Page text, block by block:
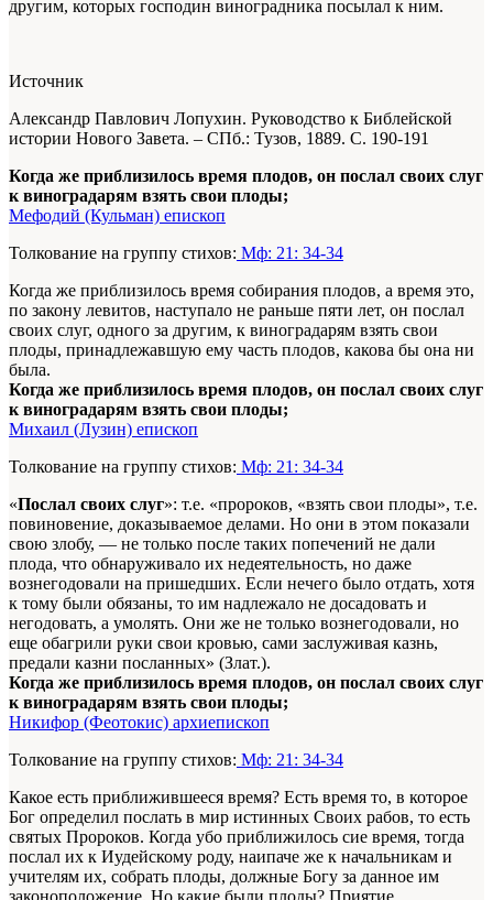
другим, которых господин виноградника посылал к ним.
Источник
Александр Павлович Лопухин. Руководство к Библейской
истории Нового Завета. – СПб.: Тузов, 1889. С. 190-191
Когда же приблизилось время плодов, он послал своих слуг
к виноградарям взять свои плоды;
Мефодий (Кульман) епископ
Толкование на группу стихов: Мф: 21: 34-34
Когда же приблизилось время собирания плодов, а время это,
по закону левитов, наступало не раньше пяти лет, он послал
своих слуг, одного за другим, к виноградарям взять свои
плоды, принадлежавшую ему часть плодов, какова бы она ни
была.
Когда же приблизилось время плодов, он послал своих слуг
к виноградарям взять свои плоды;
Михаил (Лузин) епископ
Толкование на группу стихов: Мф: 21: 34-34
«Послал своих слуг»: т.е. «пророков, «взять свои плоды», т.е.
повиновение, доказываемое делами. Но они в этом показали
свою злобу, — не только после таких попечений не дали
плода, что обнаруживало их недеятельность, но даже
вознегодовали на пришедших. Если нечего было отдать, хотя
к тому были обязаны, то им надлежало не досадовать и
негодовать, а умолять. Они же не только вознегодовали, но
еще обагрили руки свои кровью, сами заслуживая казнь,
предали казни посланных» (Злат.).
Когда же приблизилось время плодов, он послал своих слуг
к виноградарям взять свои плоды;
Никифор (Феотокис) архиепископ
Толкование на группу стихов: Мф: 21: 34-34
Какое есть приближившееся время? Есть время то, в которое
Бог определил послать в мир истинных Своих рабов, то есть
святых Пророков. Когда убо приближилось сие время, тогда
послал их к Иудейскому роду, наипаче же к начальникам и
учителям их, собрать плоды, должные Богу за данное им